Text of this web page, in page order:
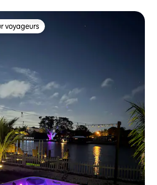
les plus appréciés
voyageurs